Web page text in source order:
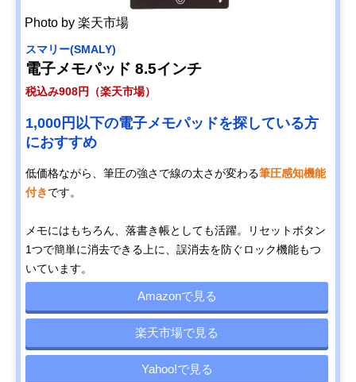
Photo by 楽天市場
スマリー(SMALY)
電子メモパッド 8.5インチ
税込み908円（楽天市場）
1,000円以下の電子メモパッドを探している方
におすすめ
低価格ながら、筆圧の強さで線の太さが変わる筆圧感知機能
付きです。
メモにはもちろん、落書き帳としても活躍。リセットボタン
1つで簡単に消去できる上に、誤消去を防ぐロック機能もつ
いています。
Amazonで見る
楽天市場で見る
Yahoo!で見る